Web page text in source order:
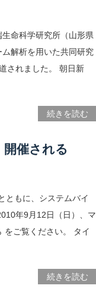
命科学研究所（山形県
解析を用いた共同研究
されました。 朝日新
続きを読む
催される
ともに、システムバイ
年9月12日（日）、マ
をご覧ください。 タイ
続きを読む